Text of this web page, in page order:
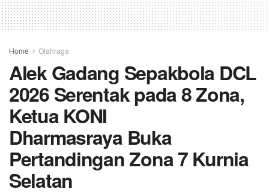
Home Olahraga
Alek Gadang Sepakbola DCL
2026 Serentak pada 8 Zona,
Ketua KONI
Dharmasraya Buka
Pertandingan Zona 7 Kurnia
Selatan